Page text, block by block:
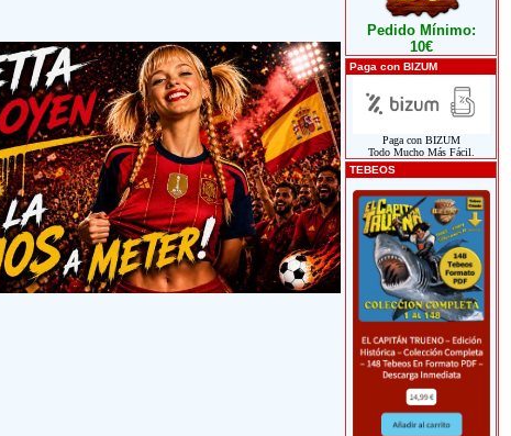
Pedido Mínimo:
10€
Paga con BIZUM
Paga con BIZUM
Todo Mucho Más Fácil.
TEBEOS